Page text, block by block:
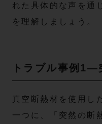
れた具体的な声を通
を理解しましょう。
トラブル事例1—
真空断熱材を使用し
一つに、「突然の断